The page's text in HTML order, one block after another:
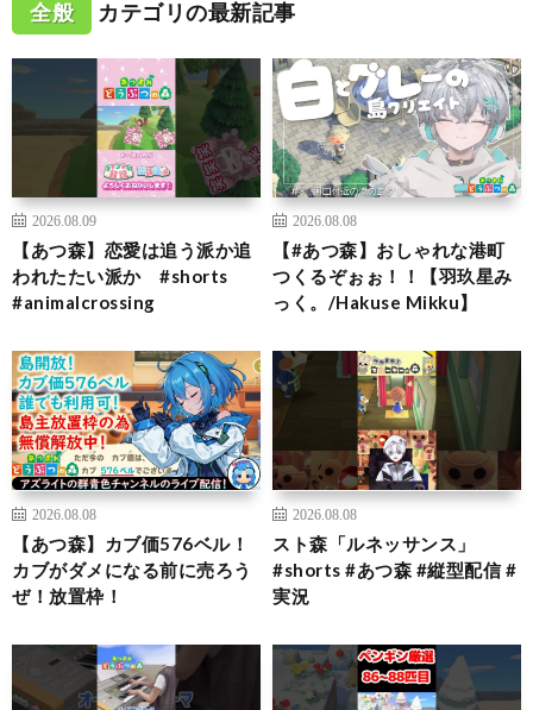
全般 カテゴリの最新記事
2026.08.09
【あつ森】恋愛は追う派か追
われたたい派か #shorts
#animalcrossing
2026.08.08
【#あつ森】おしゃれな港町
つくるぞぉぉ！！【羽玖星み
っく。/Hakuse Mikku】
2026.08.08
【あつ森】カブ価576ベル！
カブがダメになる前に売ろう
ぜ！放置枠！
2026.08.08
スト森「ルネッサンス」
#shorts #あつ森 #縦型配信 #
実況